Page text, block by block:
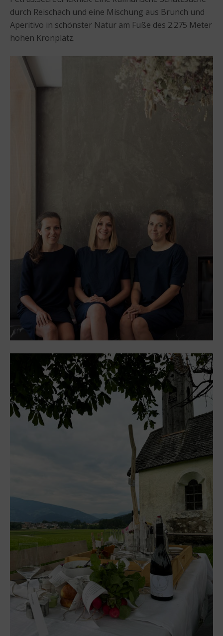
durch Reischach und eine Mischung aus Brunch und
Aperitivo in schönster Natur am Fuße des 2.275 Meter
hohen Kronplatz.